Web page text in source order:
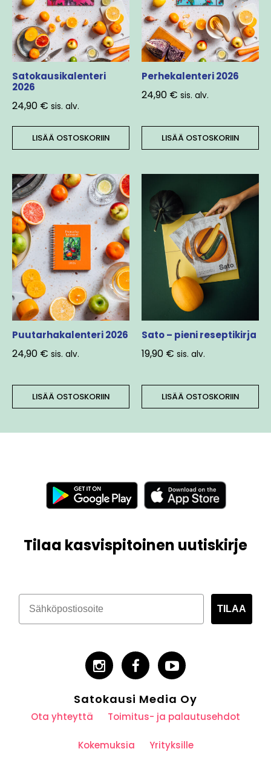
Satokausikalenteri
2026
24,90 € sis. alv.
LISÄÄ OSTOSKORIIN
Perhekalenteri 2026
24,90 € sis. alv.
LISÄÄ OSTOSKORIIN
Puutarhakalenteri 2026
24,90 € sis. alv.
LISÄÄ OSTOSKORIIN
Sato – pieni reseptikirja
19,90 € sis. alv.
LISÄÄ OSTOSKORIIN
Tilaa kasvispitoinen uutiskirje
TILAA
Satokausi Media Oy
Ota yhteyttä Toimitus- ja palautusehdot
Kokemuksia Yrityksille